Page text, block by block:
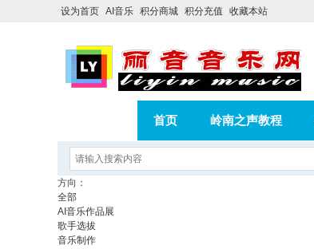
设为首页 AI音乐 积分商城 积分充值 收藏本站
首页 岭南之声教程
方向：
全部
AI音乐作品展
歌手选拔
音乐制作